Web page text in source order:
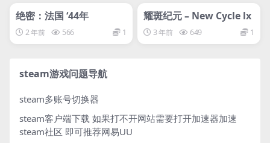
绝密：法国 ‘44年
2 年前 566 1
svip专属
耀斑纪元 – New Cycle lx
3 年前 649 1
steam游戏问题导航
steam多账号切换器
steam客户端下载 如果打不开网站需要打开加速器加速
steam社区 即可推荐网易UU